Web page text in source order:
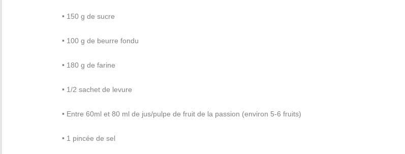
• 150 g de sucre
• 100 g de beurre fondu
• 180 g de farine
• 1/2 sachet de levure
• Entre 60ml et 80 ml de jus/pulpe de fruit de la passion (environ 5-6 fruits)
• 1 pincée de sel